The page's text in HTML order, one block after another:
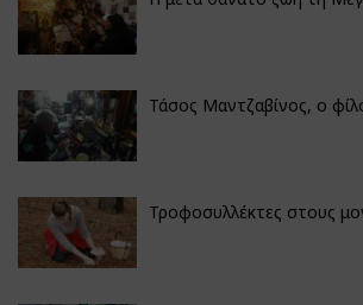
Τάσος Μαντζαβίνος, ο
Τροφοσυλλέκτες στους